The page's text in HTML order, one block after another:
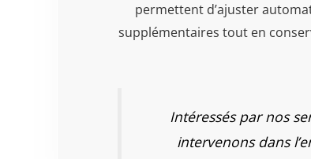
permettent d’ajuster
supplémentaires tout en
Intéressés par nos
intervenons dans